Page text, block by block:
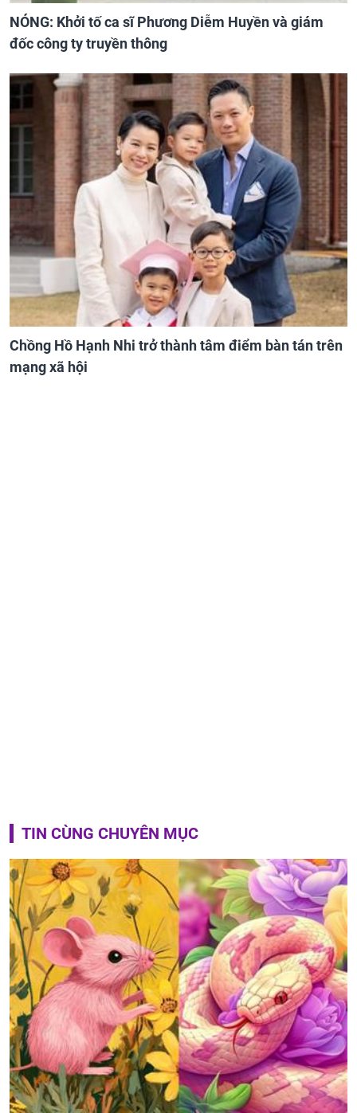
NÓNG: Khởi tố ca sĩ Phương Diễm Huyền và giám
đốc công ty truyền thông
Chồng Hồ Hạnh Nhi trở thành tâm điểm bàn tán trên
mạng xã hội
TIN CÙNG CHUYÊN MỤC